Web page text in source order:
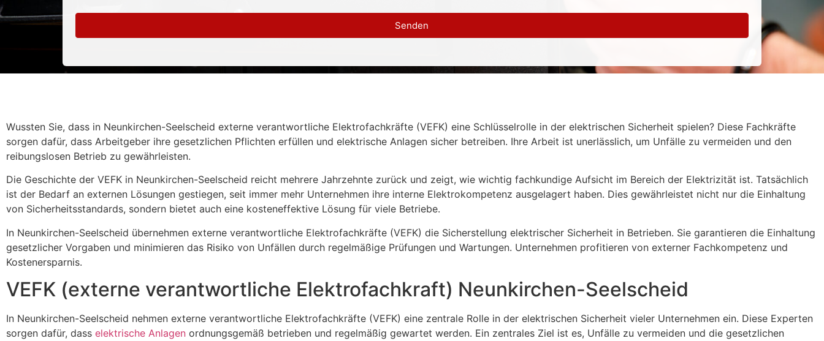
Senden
Wussten Sie, dass in Neunkirchen-Seelscheid externe verantwortliche Elektrofachkräfte (VEFK) eine Schlüsselrolle in der elektrischen Sicherheit spielen? Diese Fachkräfte
sorgen dafür, dass Arbeitgeber ihre gesetzlichen Pflichten erfüllen und elektrische Anlagen sicher betreiben. Ihre Arbeit ist unerlässlich, um Unfälle zu vermeiden und den
reibungslosen Betrieb zu gewährleisten.
Die Geschichte der VEFK in Neunkirchen-Seelscheid reicht mehrere Jahrzehnte zurück und zeigt, wie wichtig fachkundige Aufsicht im Bereich der Elektrizität ist. Tatsächlich
ist der Bedarf an externen Lösungen gestiegen, seit immer mehr Unternehmen ihre interne Elektrokompetenz ausgelagert haben. Dies gewährleistet nicht nur die Einhaltung
von Sicherheitsstandards, sondern bietet auch eine kosteneffektive Lösung für viele Betriebe.
In Neunkirchen-Seelscheid übernehmen externe verantwortliche Elektrofachkräfte (VEFK) die Sicherstellung elektrischer Sicherheit in Betrieben. Sie garantieren die Einhaltung
gesetzlicher Vorgaben und minimieren das Risiko von Unfällen durch regelmäßige Prüfungen und Wartungen. Unternehmen profitieren von externer Fachkompetenz und
Kostenersparnis.
VEFK (externe verantwortliche Elektrofachkraft) Neunkirchen-Seelscheid
In Neunkirchen-Seelscheid nehmen externe verantwortliche Elektrofachkräfte (VEFK) eine zentrale Rolle in der elektrischen Sicherheit vieler Unternehmen ein. Diese Experten
sorgen dafür, dass elektrische Anlagen ordnungsgemäß betrieben und regelmäßig gewartet werden. Ein zentrales Ziel ist es, Unfälle zu vermeiden und die gesetzlichen